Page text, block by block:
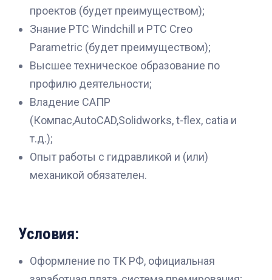
проектов (будет преимуществом);
Знание PTC Windchill и PTC Creo
Parametric (будет преимуществом);
Высшее техническое образование по
профилю деятельности;
Владение САПР
(Компас,AutoCAD,Solidworks, t-flex, catia и
т.д.);
Опыт работы с гидравликой и (или)
механикой обязателен.
Условия:
Оформление по ТК РФ, официальная